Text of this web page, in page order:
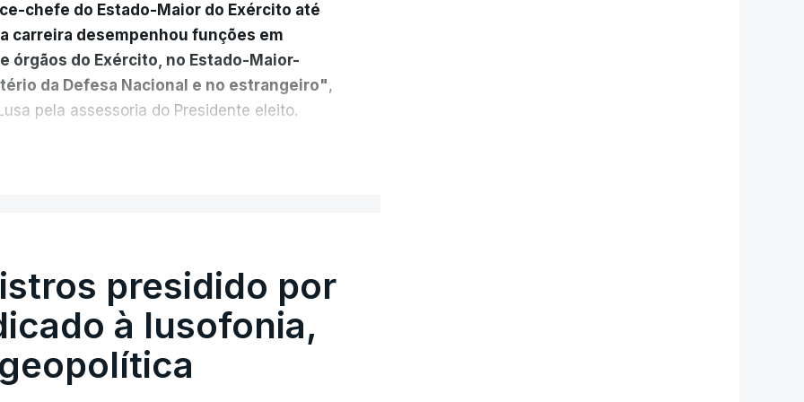
chefe do Estado-Maior do Exército até
carreira desempenhou funções em
órgãos do Exército, no Estado-Maior-
da Defesa Nacional e no estrangeiro",
pela assessoria do Presidente eleito.
2.º comandante da Força Militar da ONU
na Divisão de Operações,
NATO de Proteção da Força e de
do Comando Supremo das Forças
acrescenta-se.
presidido por
à lusofonia,